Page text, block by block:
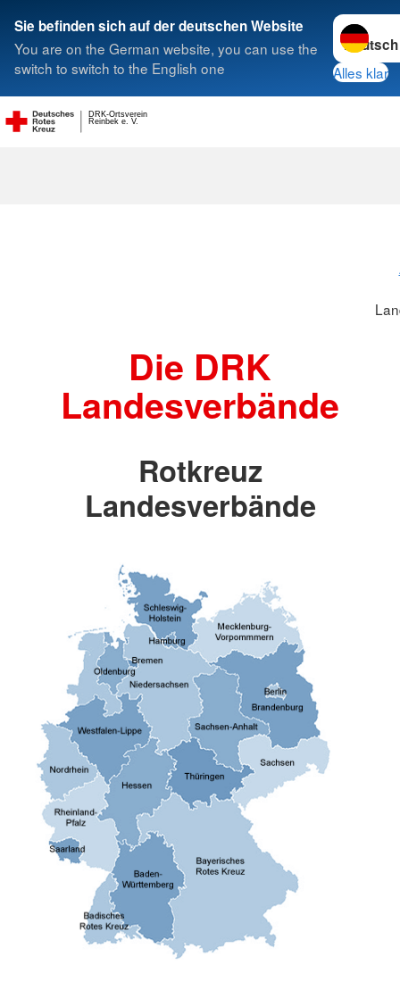
Sie befinden sich auf der deutschen Website
You are on the German website, you can use the
switch to switch to the English one
Sprache
Alles klar
Reinbek e. V.
DRK-Ortsverein
Suche
Die DRK
Landesverbände
Rotkreuz
Landesverbände